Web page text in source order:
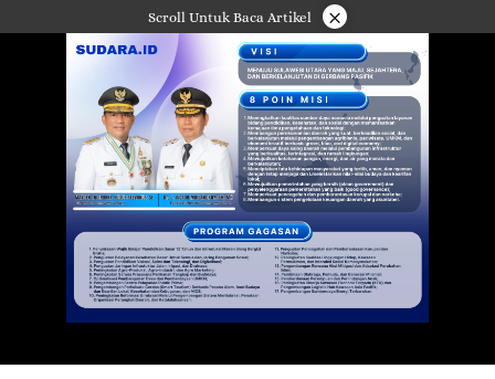
ke
Scroll Untuk Baca Artikel ×